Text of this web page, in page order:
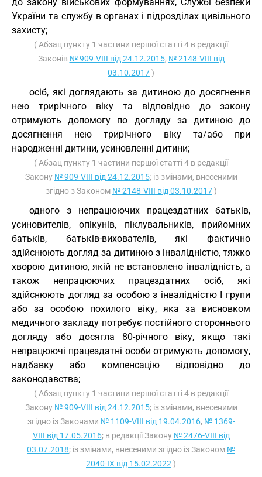
України та службу в органах і підрозділах цивільного
захисту;
( Абзац пункту 1 частини першої статті 4 в редакції
Законів № 909-VIII від 24.12.2015, № 2148-VIII від
03.10.2017)
осіб, які доглядають за дитиною до досягнення
нею трирічного віку та відповідно до закону
отримують допомогу по догляду за дитиною до
досягнення нею трирічного віку та/або при
народженні дитини, усиновленні дитини;
( Абзац пункту 1 частини першої статті 4 в редакції
Закону № 909-VIII від 24.12.2015; із змінами, внесеними
згідно з Законом № 2148-VIII від 03.10.2017)
одного з непрацюючих працездатних батьків,
усиновителів, опікунів, піклувальників, прийомних
батьків, батьків-вихователів, які фактично
здійснюють догляд за дитиною з інвалідністю, тяжко
хворою дитиною, якій не встановлено інвалідність, а
також непрацюючих працездатних осіб, які
здійснюють догляд за особою з інвалідністю I групи
або за особою похилого віку, яка за висновком
медичного закладу потребує постійного стороннього
догляду або досягла 80-річного віку, якщо такі
непрацюючі працездатні особи отримують допомогу,
надбавку або компенсацію відповідно до
законодавства;
( Абзац пункту 1 частини першої статті 4 в редакції
Закону № 909-VIII від 24.12.2015; із змінами, внесеними
згідно із Законами № 1109-VIII від 19.04.2016, № 1369-
VIII від 17.05.2016; в редакції Закону № 2476-VIII від
03.07.2018; із змінами, внесеними згідно із Законом №
2040-IX від 15.02.2022 )